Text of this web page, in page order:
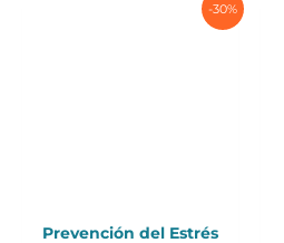
-30%
Prevención del Estrés